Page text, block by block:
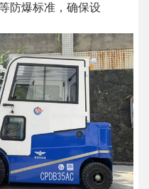
防爆标准，确保设